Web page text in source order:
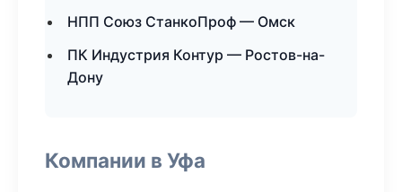
НПП Союз СтанкоПроф — Омск
ПК Индустрия Контур — Ростов-на-
Дону
Компании в Уфа